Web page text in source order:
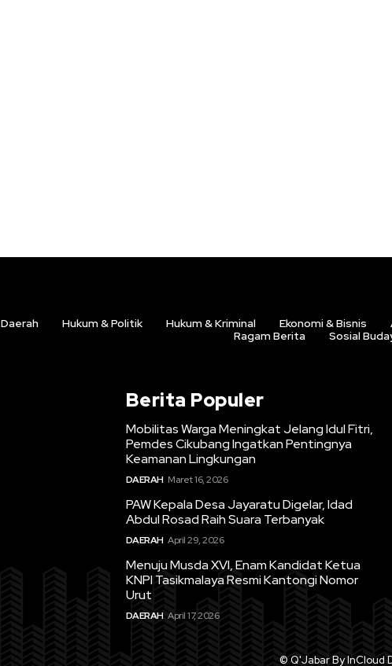
Daerah Hukum & Politik Hukum & Kriminal Ekonomi & Bisnis
Ragam Berita
Sosial
Berita Populer
Mobilitas Warga Meningkat Jelang Idul Fitri,
Pemdes Cikubang Ingatkan Pentingnya
Keamanan Lingkungan
DAERAH Maret 16, 2026
PAW Kepala Desa Jayaratu Digelar, Idad
Abdul Rosad Raih Suara Terbanyak
DAERAH April 29, 2026
Menuju Musda XVI, Enam Kandidat Ketua
KNPI Tasikmalaya Resmi Kantongi Nomor
Urut
DAERAH April 17, 2026
© Q'Jabar By InCloud